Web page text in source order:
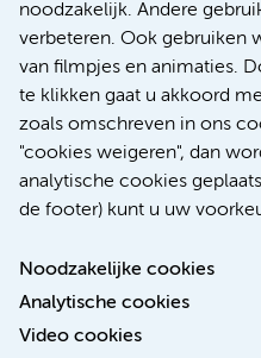
noodzakelijk. Andere
verbeteren. Ook gebruiken
van filmpjes en animaties.
te klikken gaat u akkoord
zoals omschreven in ons
"cookies weigeren", dan
analytische cookies
de footer) kunt u uw
Noodzakelijke cookies
Analytische cookies
Video cookies
Werken bij Amsterdam
Over Amsterdam UMC
Nieuws
Research
Educatie Locatie VUmc
Toegankelijkheidsverklaring